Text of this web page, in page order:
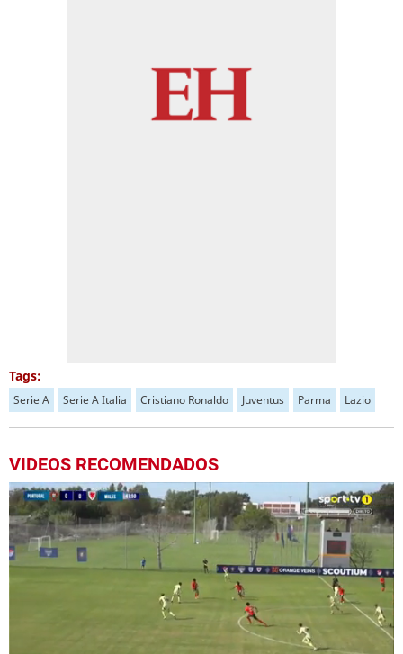
Tags:
Serie A Serie A Italia Cristiano Ronaldo Juventus Parma Lazio
VIDEOS RECOMENDADOS